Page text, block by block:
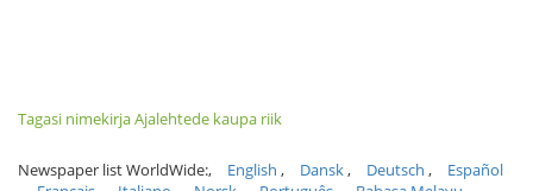
Tagasi nimekirja Ajalehtede kaupa riik
Newspaper list WorldWide: English Dansk Deutsch
Español